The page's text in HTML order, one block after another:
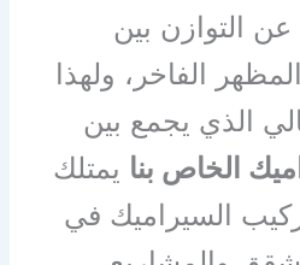
عن التوازن بين
الفاخر، ولهذا
الذي يجمع بين
الخاص بنا يمتلك
السيراميك في